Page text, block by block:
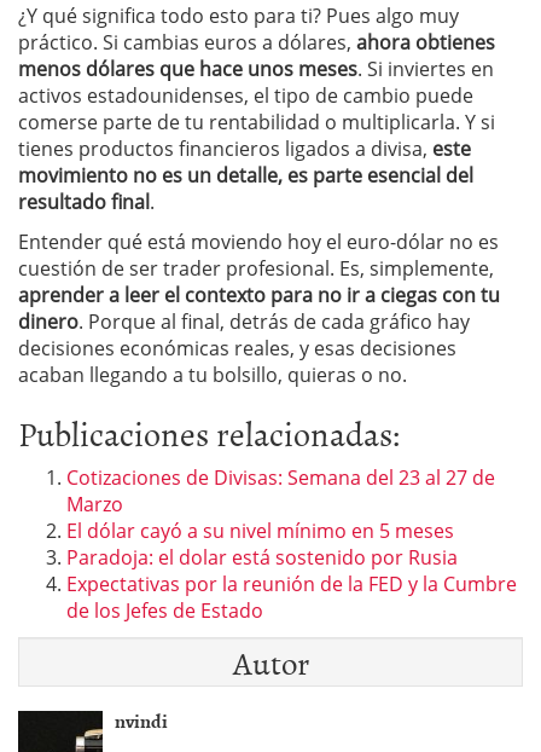
¿Y qué significa todo esto para ti? Pues algo muy
práctico. Si cambias euros a dólares, ahora obtienes
menos dólares que hace unos meses. Si inviertes en
activos estadounidenses, el tipo de cambio puede
comerse parte de tu rentabilidad o multiplicarla. Y si
tienes productos financieros ligados a divisa, este
movimiento no es un detalle, es parte esencial del
resultado final.
Entender qué está moviendo hoy el euro-dólar no es
cuestión de ser trader profesional. Es, simplemente,
aprender a leer el contexto para no ir a ciegas con tu
dinero. Porque al final, detrás de cada gráfico hay
decisiones económicas reales, y esas decisiones
acaban llegando a tu bolsillo, quieras o no.
Publicaciones relacionadas:
Cotizaciones de Divisas: Semana del 23 al 27 de
Marzo
El dólar cayó a su nivel mínimo en 5 meses
Paradoja: el dolar está sostenido por Rusia
Expectativas por la reunión de la FED y la Cumbre
de los Jefes de Estado
Autor
nvindi